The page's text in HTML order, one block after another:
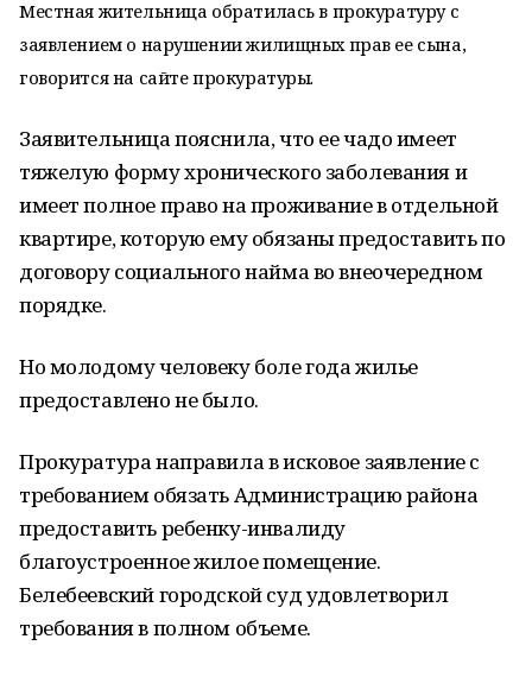
Местная жительница обратилась в прокуратуру с
заявлением о нарушении жилищных прав ее сына,
говорится на сайте прокуратуры.
Заявительница пояснила, что ее чадо имеет
тяжелую форму хронического заболевания и
имеет полное право на проживание в отдельной
квартире, которую ему обязаны предоставить по
договору социального найма во внеочередном
порядке.
Но молодому человеку боле года жилье
предоставлено не было.
Прокуратура направила в исковое заявление с
требованием обязать Администрацию района
предоставить ребенку-инвалиду
благоустроенное жилое помещение.
Белебеевский городской суд удовлетворил
требования в полном объеме.